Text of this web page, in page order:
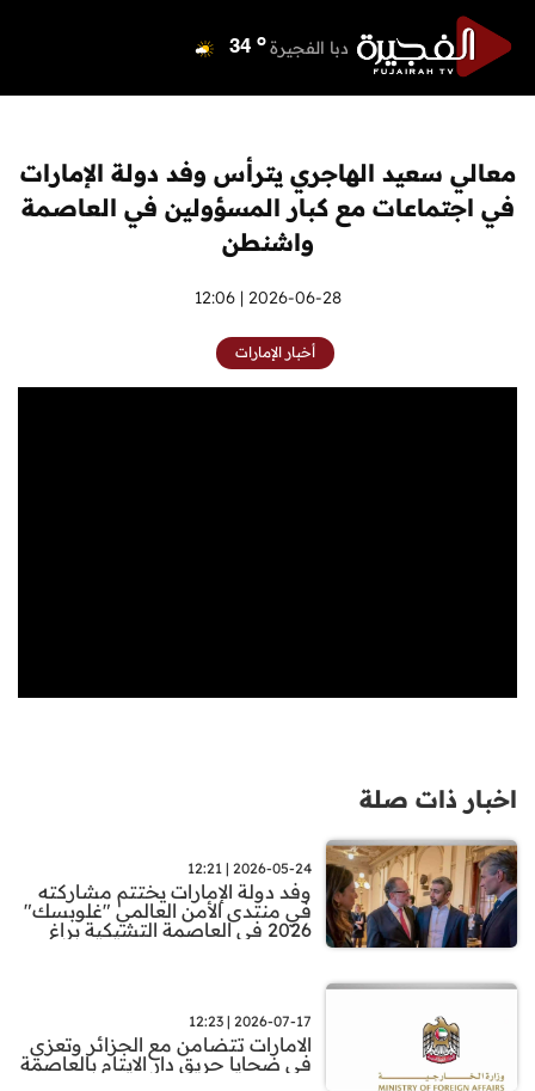
دبا الفجيرة 34 o
39
أم القيوين 39 o
راس الخيمة o
الفجيرة o
معالي سعيد الهاجري يترأس وفد دولة الإمارات
في اجتماعات مع كبار المسؤولين في العاصمة
واشنطن
2026-06-28 | 12:06
أخبار الإمارات
اخبار ذات صلة
2026-05-24 | 12:21
وفد دولة الإمارات يختتم مشاركته
في منتدى الأمن العالمي "غلوبسك"
2026 في العاصمة التشيكية براغ
2026-07-17 | 12:23
الامارات تتضامن مع الجزائر وتعزي
في ضحايا حريق دار الايتام بالعاصمة